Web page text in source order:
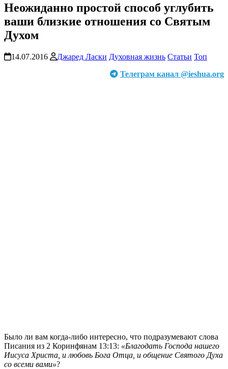
Неожиданно простой способ углубить
ваши близкие отношения со Святым
Духом
14.07.2016 Джаред Ласки Духовная жизнь Статьи Топ
Телеграм канал @ieshua.org
Было ли вам когда-либо интересно, что подразумевают слова
Писания из 2 Коринфянам 13:13: «Благодать Господа нашего
Иисуса Христа, и любовь Бога Отца, и общение Святого Духа
со всеми вами»?